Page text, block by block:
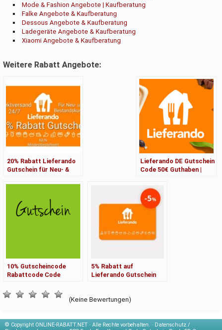
Mode & Fashion Angebote | Kaufberatung
Falke Angebote & Kaufberatung
Dessous Angebote & Kaufberatung
Ladegeräte Angebote & Kaufberatung
Xiaomi Angebote & Kaufberatung
Weitere Rabatt Angebote:
20% Rabatt Lieferando
Gutschein für Neu- &
Lieferando DE Gutschein
Code 50€ Guthaben |
10% Gutscheincode
Rabattcode Code
Code für
5% Rabatt auf
Lieferando Gutschein
(Keine Bewertungen)
© Copyright ONLINE-RABATT.NET · Alle Rechte vorbehalten. · Datenschutz /